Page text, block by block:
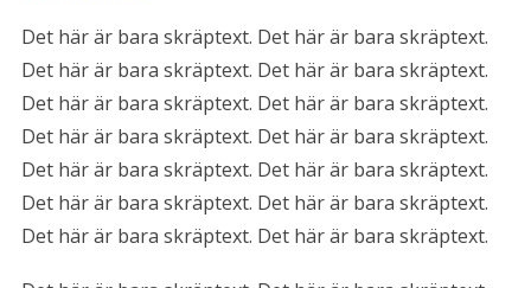
Det här är bara skräptext. Det här är bara skräptext.
Det här är bara skräptext. Det här är bara skräptext.
Det här är bara skräptext. Det här är bara skräptext.
Det här är bara skräptext. Det här är bara skräptext.
Det här är bara skräptext. Det här är bara skräptext.
Det här är bara skräptext. Det här är bara skräptext.
Det här är bara skräptext. Det här är bara skräptext.